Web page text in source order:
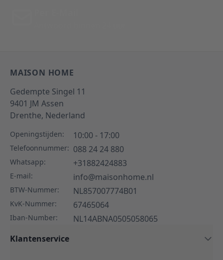
MAISON HOME
Gedempte Singel 11
9401 JM Assen
Drenthe, Nederland
Openingstijden: 10:00 - 17:00
Telefoonnummer: 088 24 24 880
Whatsapp: +31882424883
E-mail: info@maisonhome.nl
BTW-Nummer: NL857007774B01
KvK-Nummer: 67465064
Iban-Number:
NL14ABNA0505058065
Klantenservice